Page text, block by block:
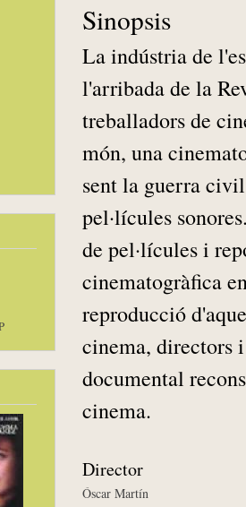
Sinopsis
La indústria de
l'arribada de la
treballadors de
món, una
sent la guerra
pel·lícules
de pel·lícules i
cinematogràfica
reproducció
cinema, directors
documental
cinema.
Director
Óscar Martín